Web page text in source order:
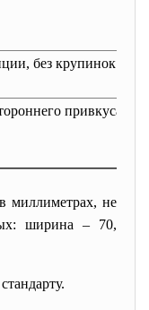
без крупинок
привкуса и
миллиметрах, не
ширина – 70,